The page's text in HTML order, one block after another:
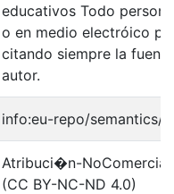
educativos Todo
o en medio electróico
citando siempre la
autor.
info:eu-repo/semantics/
Atribuci�n-
(CC BY-NC-ND 4.0)